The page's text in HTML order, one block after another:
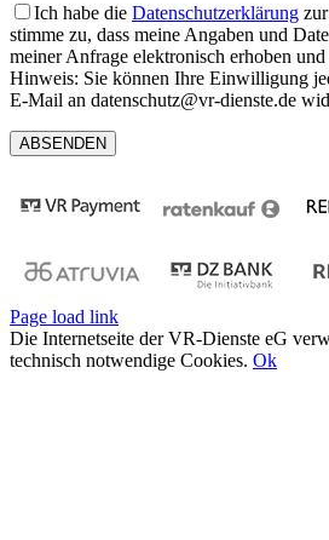
Ich habe die Datenschutzerklärung
stimme zu, dass meine Angaben und
meiner Anfrage elektronisch erhoben
Hinweis: Sie können Ihre Einwilligung
E-Mail an datenschutz@vr-dienste.de
Page load link
Die Internetseite der VR-Dienste eG
technisch notwendige Cookies. Ok